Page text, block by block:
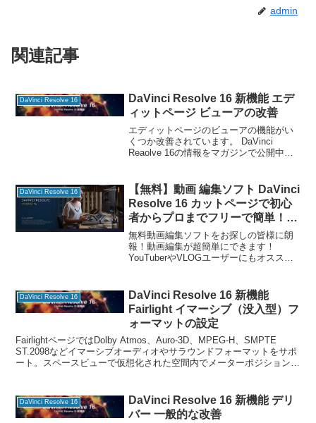
admin
関連記事
DaVinci Resolve 16
DaVinci Resolve 16 新機能 エデ
ィットページ ビューアの改善
エディットページのビューアの機能がい
くつか改善されています。 DaVinci
Reaolve 16の情報をマガジンで公開中！
で再生すると、ビューアのフレーム数表
示の
DaVinci Resolve 16
【無料】動画 編集ソフト DaVinci
Resolve 16 カットページで初心
者からプロまでフリーで簡単！最
速 映像編集
無料動画編集ソフトをお探しの皆様に朗
報！動画編集が超簡単にできます！
YouTuberやVLOGユーザーにもオスス
しか無い…とお困りの方、オススメの動
画編集ソフトがあ
DaVinci Resolve 16
DaVinci Resolve 16 新機能
Fairlight イマーシブ（没入型）フ
ォーマットの設定
FairlightページではDolby Atmos、Auro-3D、MPEG-H、SMPTE
ST.2098などイマーシブオーディオやサラウンドフォーマットをサポ
ート。スペースビューで仮想化された空間内でメーターポジションが
DaVinci Resolve 16
DaVinci Resolve 16 新機能 デリ
バー 一般的な改善